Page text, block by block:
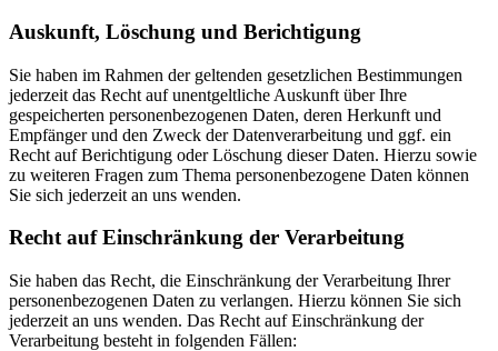
Auskunft, Löschung und Berichtigung
Sie haben im Rahmen der geltenden gesetzlichen Bestimmungen
jederzeit das Recht auf unentgeltliche Auskunft über Ihre
gespeicherten personenbezogenen Daten, deren Herkunft und
Empfänger und den Zweck der Datenverarbeitung und ggf. ein
Recht auf Berichtigung oder Löschung dieser Daten. Hierzu sowie
zu weiteren Fragen zum Thema personenbezogene Daten können
Sie sich jederzeit an uns wenden.
Recht auf Einschränkung der Verarbeitung
Sie haben das Recht, die Einschränkung der Verarbeitung Ihrer
personenbezogenen Daten zu verlangen. Hierzu können Sie sich
jederzeit an uns wenden. Das Recht auf Einschränkung der
Verarbeitung besteht in folgenden Fällen: